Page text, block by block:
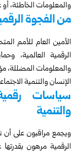
والمعلومات الخاطئة،
من الفجوة
الأمين العام للأمم
الرقمية العالمية،
والمعلومات المضللة،
الإنسان والتنمية
سياسات
والتنمية
ويجمع مراقبون على أن
الرقمية مرهون